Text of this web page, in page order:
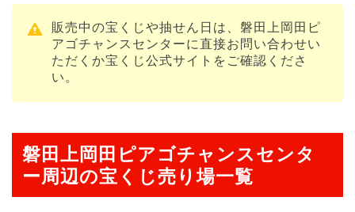
販売中の宝くじや抽せん日は、磐田上岡田ピ
アゴチャンスセンターに直接お問い合わせい
ただくか宝くじ公式サイトをご確認くださ
い。
磐田上岡田ピアゴチャンスセンタ
ー周辺の宝くじ売り場一覧